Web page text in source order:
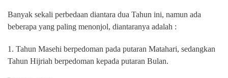
Banyak sekali perbedaan diantara dua Tahun ini, namun ada
beberapa yang paling menonjol, diantaranya adalah :
1. Tahun Masehi berpedoman pada putaran Matahari, sedangkan
Tahun Hijriah berpedoman kepada putaran Bulan.